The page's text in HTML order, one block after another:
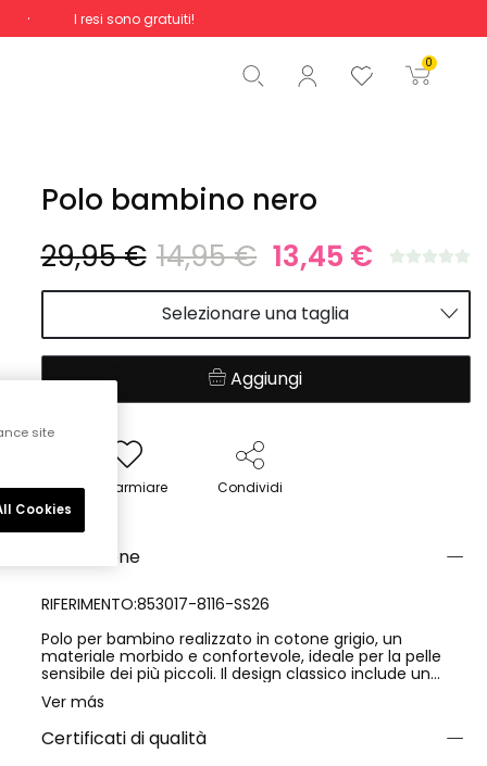
I resi sono gratuiti!
0
Totale 0,00 €
Inizio ordine
Polo bambino nero
29,95 € 14,95 € 13,45 €
Selezionare una taglia
Aggiungi
Risparmiare Condividi
Descrizione
RIFERIMENTO:853017-8116-SS26
Polo per bambino realizzato in cotone grigio, un
materiale morbido e confortevole, ideale per la pelle
sensibile dei più piccoli. Il design classico include un
colletto tipo polo e bottoni anteriori, facilitando la sua
vestibilità. Perfetto per età dai 2 ai 14 anni, è versatile
per occasioni casual o un po' più formali. Il suo colore
grigio facilita gli abbinamenti con diversi stili e capi
Ver más
Certificati di qualità
site
Cookies